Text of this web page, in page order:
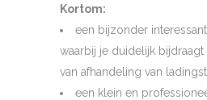
Kortom:
een bijzonder
waarbij je duidelijk bijdraagt
van afhandeling van
een klein en